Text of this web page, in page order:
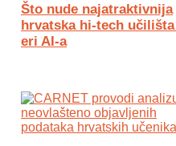
Što nude najatraktivnija
hrvatska hi-tech
eri AI-a